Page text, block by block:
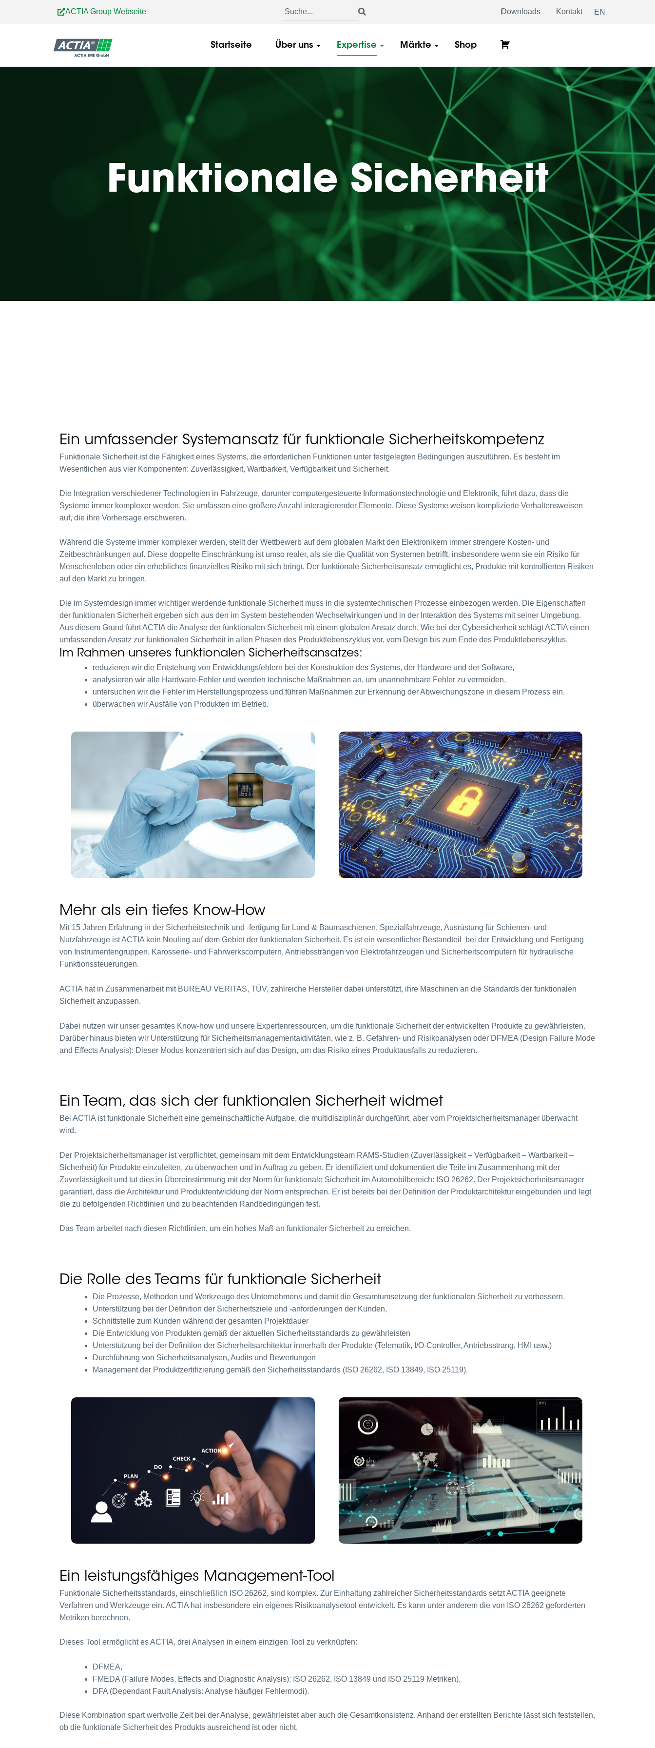
ACTIA Group Webseite Downloads Kontakt EN
Startseite Über uns Expertise Märkte Shop
Funktionale Sicherheit
Ein umfassender Systemansatz für funktionale Sicherheitskompetenz
Funktionale Sicherheit ist die Fähigkeit eines Systems, die erforderlichen Funktionen unter festgelegten Bedingungen auszuführen. Es besteht im
Wesentlichen aus vier Komponenten: Zuverlässigkeit, Wartbarkeit, Verfügbarkeit und Sicherheit.
Die Integration verschiedener Technologien in Fahrzeuge, darunter computergesteuerte Informationstechnologie und Elektronik, führt dazu, dass die
Systeme immer komplexer werden. Sie umfassen eine größere Anzahl interagierender Elemente. Diese Systeme weisen komplizierte Verhaltensweisen
auf, die ihre Vorhersage erschweren.
Während die Systeme immer komplexer werden, stellt der Wettbewerb auf dem globalen Markt den Elektronikern immer strengere Kosten- und
Zeitbeschränkungen auf. Diese doppelte Einschränkung ist umso realer, als sie die Qualität von Systemen betrifft, insbesondere wenn sie ein Risiko für
Menschenleben oder ein erhebliches finanzielles Risiko mit sich bringt. Der funktionale Sicherheitsansatz ermöglicht es, Produkte mit kontrollierten Risiken
auf den Markt zu bringen.
Die im Systemdesign immer wichtiger werdende funktionale Sicherheit muss in die systemtechnischen Prozesse einbezogen werden. Die Eigenschaften
der funktionalen Sicherheit ergeben sich aus den im System bestehenden Wechselwirkungen und in der Interaktion des Systems mit seiner Umgebung.
Aus diesem Grund führt ACTIA die Analyse der funktionalen Sicherheit mit einem globalen Ansatz durch. Wie bei der Cybersicherheit schlägt ACTIA einen
umfassenden Ansatz zur funktionalen Sicherheit in allen Phasen des Produktlebenszyklus vor, vom Design bis zum Ende des Produktlebenszyklus.
Im Rahmen unseres funktionalen Sicherheitsansatzes:
reduzieren wir die Entstehung von Entwicklungsfehlern bei der Konstruktion des Systems, der Hardware und der Software,
analysieren wir alle Hardware-Fehler und wenden technische Maßnahmen an, um unannehmbare Fehler zu vermeiden,
untersuchen wir die Fehler im Herstellungsprozess und führen Maßnahmen zur Erkennung der Abweichungszone in diesem Prozess ein,
überwachen wir Ausfälle von Produkten im Betrieb.
Mehr als ein tiefes Know-How
Mit 15 Jahren Erfahrung in der Sicherheitstechnik und -fertigung für Land-& Baumaschienen, Spezialfahrzeuge, Ausrüstung für Schienen- und
Nutzfahrzeuge ist ACTIA kein Neuling auf dem Gebiet der funktionalen Sicherheit. Es ist ein wesentlicher Bestandteil bei der Entwicklung und Fertigung
von Instrumentengruppen, Karosserie- und Fahrwerkscomputern, Antriebssträngen von Elektrofahrzeugen und Sicherheitscomputern für hydraulische
Funktionssteuerungen.
ACTIA hat in Zusammenarbeit mit BUREAU VERITAS, TÜV, zahlreiche Hersteller dabei unterstützt, ihre Maschinen an die Standards der funktionalen
Sicherheit anzupassen.
Dabei nutzen wir unser gesamtes Know-how und unsere Expertenressourcen, um die funktionale Sicherheit der entwickelten Produkte zu gewährleisten.
Darüber hinaus bieten wir Unterstützung für Sicherheitsmanagementaktivitäten, wie z. B. Gefahren- und Risikoanalysen oder DFMEA (Design Failure Mode
and Effects Analysis): Dieser Modus konzentriert sich auf das Design, um das Risiko eines Produktausfalls zu reduzieren.
Ein Team, das sich der funktionalen Sicherheit widmet
Bei ACTIA ist funktionale Sicherheit eine gemeinschaftliche Aufgabe, die multidisziplinär durchgeführt, aber vom Projektsicherheitsmanager überwacht
wird.
Der Projektsicherheitsmanager ist verpflichtet, gemeinsam mit dem Entwicklungsteam RAMS-Studien (Zuverlässigkeit – Verfügbarkeit – Wartbarkeit –
Sicherheit) für Produkte einzuleiten, zu überwachen und in Auftrag zu geben. Er identifiziert und dokumentiert die Teile im Zusammenhang mit der
Zuverlässigkeit und tut dies in Übereinstimmung mit der Norm für funktionale Sicherheit im Automobilbereich: ISO 26262. Der Projektsicherheitsmanager
garantiert, dass die Architektur und Produktentwicklung der Norm entsprechen. Er ist bereits bei der Definition der Produktarchitektur eingebunden und legt
die zu befolgenden Richtlinien und zu beachtenden Randbedingungen fest.
Das Team arbeitet nach diesen Richtlinien, um ein hohes Maß an funktionaler Sicherheit zu erreichen.
Die Rolle des Teams für funktionale Sicherheit
Die Prozesse, Methoden und Werkzeuge des Unternehmens und damit die Gesamtumsetzung der funktionalen Sicherheit zu verbessern.
Unterstützung bei der Definition der Sicherheitsziele und -anforderungen der Kunden,
Schnittstelle zum Kunden während der gesamten Projektdauer
Die Entwicklung von Produkten gemäß der aktuellen Sicherheitsstandards zu gewährleisten
Unterstützung bei der Definition der Sicherheitsarchitektur innerhalb der Produkte (Telematik, I/O-Controller, Antriebsstrang, HMI usw.)
Durchführung von Sicherheitsanalysen, Audits und Bewertungen
Management der Produktzertifizierung gemäß den Sicherheitsstandards (ISO 26262, ISO 13849, ISO 25119).
Ein leistungsfähiges Management-Tool
Funktionale Sicherheitsstandards, einschließlich ISO 26262, sind komplex. Zur Einhaltung zahlreicher Sicherheitsstandards setzt ACTIA geeignete
Verfahren und Werkzeuge ein. ACTIA hat insbesondere ein eigenes Risikoanalysetool entwickelt. Es kann unter anderem die von ISO 26262 geforderten
Metriken berechnen.
Dieses Tool ermöglicht es ACTIA, drei Analysen in einem einzigen Tool zu verknüpfen:
DFMEA,
FMEDA (Failure Modes, Effects and Diagnostic Analysis): ISO 26262, ISO 13849 und ISO 25119 Metriken),
DFA (Dependant Fault Analysis: Analyse häufiger Fehlermodi).
Diese Kombination spart wertvolle Zeit bei der Analyse, gewährleistet aber auch die Gesamtkonsistenz. Anhand der erstellten Berichte lässt sich feststellen,
ob die funktionale Sicherheit des Produkts ausreichend ist oder nicht.